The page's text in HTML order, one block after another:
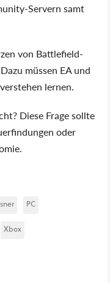
Servern samt
von Battlefield-
müssen EA und
lernen.
Diese Frage sollte
oder
PC
Xbox